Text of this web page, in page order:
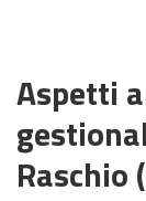
Aspetti
Raschio